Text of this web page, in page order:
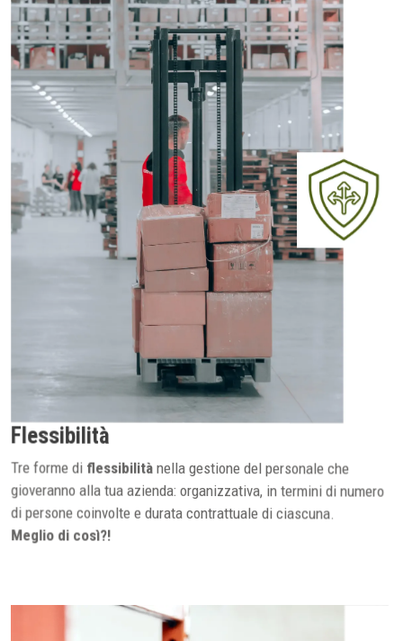
Flessibilità
Tre forme di flessibilità nella gestione del personale che
gioveranno alla tua azienda: organizzativa, in termini di numero
di persone coinvolte e durata contrattuale di ciascuna.
Meglio di così?!